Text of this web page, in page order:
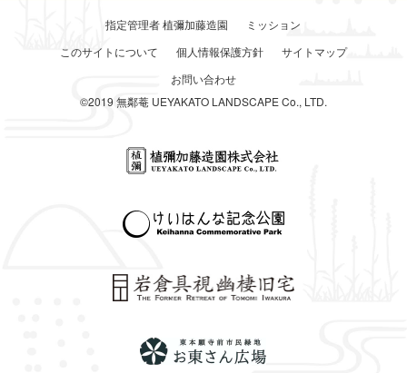
指定管理者 植彌加藤造園
ミッション
このサイトについて
個人情報保護方針
サイトマップ
お問い合わせ
©2019 無鄰菴 UEYAKATO LANDSCAPE Co., LTD.